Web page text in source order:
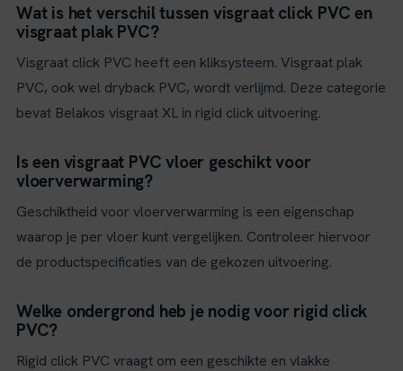
Wat is het verschil tussen visgraat click PVC en
visgraat plak PVC?
Visgraat click PVC heeft een kliksysteem. Visgraat plak
PVC, ook wel dryback PVC, wordt verlijmd. Deze categorie
bevat Belakos visgraat XL in rigid click uitvoering.
Is een visgraat PVC vloer geschikt voor
vloerverwarming?
Geschiktheid voor vloerverwarming is een eigenschap
waarop je per vloer kunt vergelijken. Controleer hiervoor
de productspecificaties van de gekozen uitvoering.
Welke ondergrond heb je nodig voor rigid click
PVC?
Rigid click PVC vraagt om een geschikte en vlakke